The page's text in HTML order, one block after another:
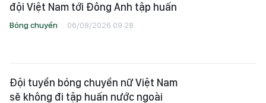
đội Việt Nam tới Đông Anh tập huấn
Bóng chuyền 06/08/2026 09:28
Đội tuyển bóng chuyền nữ Việt Nam
sẽ không đi tập huấn nước ngoài